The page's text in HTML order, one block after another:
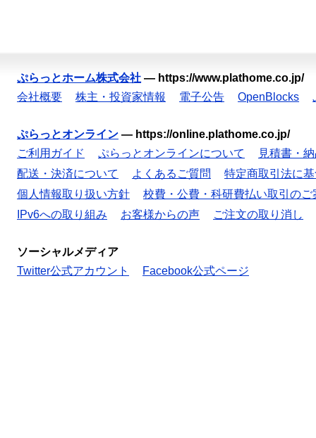
ぷらっとホーム株式会社 — https://www.plathome.co.jp/
会社概要
株主・投資家情報 電子公告 OpenBlocks
ぷらっとオンライン — https://online.plathome.co.jp/
ご利用ガイド
ぷらっとオンラインについて
見積書・
配送・決済について
よくあるご質問
特定商取引法に
個人情報取り扱い方針
校費・公費・科研費払い取引のご
IPv6への取り組み
お客様からの声 ご注文の取り消し
ソーシャルメディア
Twitter公式アカウント
Facebook公式ページ